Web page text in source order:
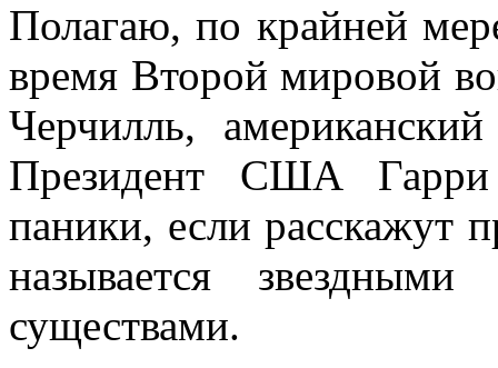
Полагаю, по крайней
время Второй мировой
Черчилль,
Президент США Гарри
паники, если расскажут
называется
существами.